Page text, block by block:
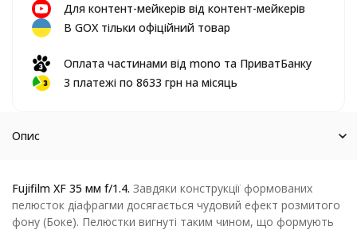
Для контент-мейкерів від контент-мейкерів
В GOX тільки офіційний товар
Оплата частинами від mono та ПриватБанку
3 платежі по 8633 грн на місяць
Опис
Fujifilm XF 35 мм f/1.4. Завдяки конструкції формованих
пелюсток діафрагми досягається чудовий ефект розмитого
фону (Боке). Пелюстки вигнуті таким чином, що формують